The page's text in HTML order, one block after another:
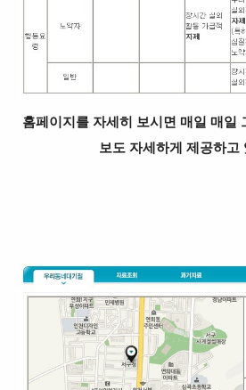
홈페이지를 자세히 보시면 매일 매일
보도 자세하게 제공하고